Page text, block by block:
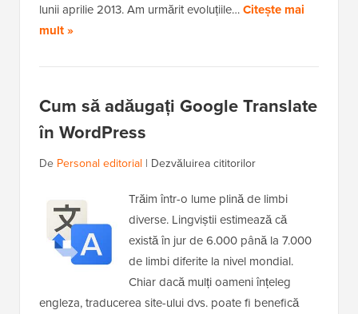
lunii aprilie 2013. Am urmărit evoluțiile…Citește mai
mult »
Cum să adăugați Google Translate
în WordPress
De Personal editorial | Dezvăluirea cititorilor
Trăim într-o lume plină de limbi
diverse. Lingviștii estimează că
există în jur de 6.000 până la 7.000
de limbi diferite la nivel mondial.
Chiar dacă mulți oameni înțeleg
engleza, traducerea site-ului dvs. poate fi benefică